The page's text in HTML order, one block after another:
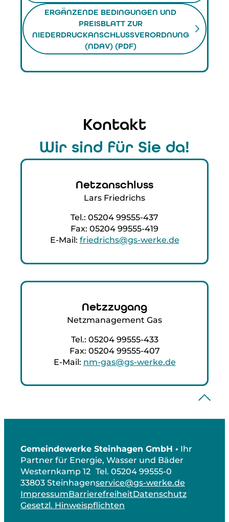
ERGÄNZENDE BEDINGUNGEN UND
PREISBLATT ZUR
NIEDERDRUCKANSCHLUSSVERORDNUNG
(NDAV) (PDF)
Kontakt
Wir sind für Sie da!
Netzanschluss
Lars Friedrichs
Tel.: 05204 99555-437
Fax: 05204 99555-419
E-Mail: friedrichs@gs-werke.de
Netzzugang
Netzmanagement Gas
Tel.: 05204 99555-433
Fax: 05204 99555-407
E-Mail: nm-gas@gs-werke.de
Gemeindewerke Steinhagen GmbH • Ihr
Partner für Energie, Wasser und Bäder
Westernkamp 12
33803 Steinhagen
Tel. 05204 99555-0
service@gs-werke.de
ImpressumBarrierefreiheitDatenschutz
Gesetzl. Hinweispflichten